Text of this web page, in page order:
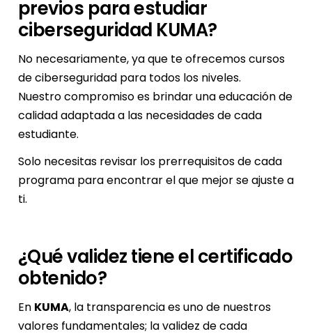
previos para estudiar
ciberseguridad KUMA?
No necesariamente, ya que te ofrecemos cursos
de ciberseguridad para todos los niveles.
Nuestro compromiso es brindar una educación de
calidad adaptada a las necesidades de cada
estudiante.
Solo necesitas revisar los prerrequisitos de cada
programa para encontrar el que mejor se ajuste a
ti.
¿Qué validez tiene el certificado
obtenido?
En KUMA, la transparencia es uno de nuestros
valores fundamentales; la validez de cada